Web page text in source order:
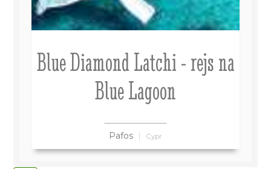
Blue Diamond Latchi - rejs na
Blue Lagoon
Pafos Cypr